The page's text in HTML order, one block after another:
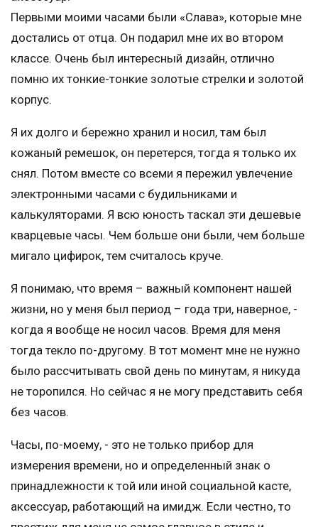
Первыми моими часами были «Слава», которые мне
достались от отца. Он подарил мне их во втором
классе. Очень был интересный дизайн, отлично
помню их тонкие-тонкие золотые стрелки и золотой
корпус.
Я их долго и бережно хранил и носил, там был
кожаный ремешок, он перетерся, тогда я только их
снял. Потом вместе со всеми я пережил увлечение
электронными часами с будильниками и
калькуляторами. Я всю юность таскал эти дешевые
кварцевые часы. Чем больше они были, чем больше
мигало цифирок, тем считалось круче.
Я понимаю, что время – важный компонент нашей
жизни, но у меня был период – года три, наверное, -
когда я вообще не носил часов. Время для меня
тогда текло по-другому. В тот момент мне не нужно
было рассчитывать свой день по минутам, я никуда
не торопился. Но сейчас я не могу представить себя
без часов.
Часы, по-моему, - это не только прибор для
измерения времени, но и определенный знак о
принадлежности к той или иной социальной касте,
аксессуар, работающий на имидж. Если честно, то